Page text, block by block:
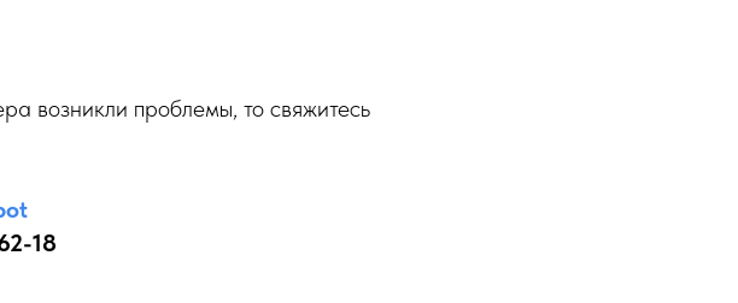
возникли проблемы, то свяжитесь
18